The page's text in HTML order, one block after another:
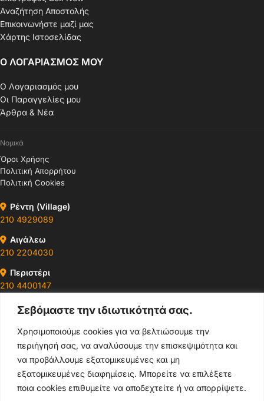
Σεβόμαστε την ιδιωτικότητά σας.
Χρησιμοποιούμε cookies για να βελτιώσουμε την
περιήγησή σας, να αναλύσουμε την επισκεψιμότητα και
να προβάλλουμε εξατομικευμένες και μη
εξατομικευμένες διαφημίσεις. Μπορείτε να επιλέξετε
ποια cookies επιθυμείτε να αποδεχτείτε ή να απορρίψετε.
Αναζήτηση Αποστολής
Επικοινωνήστε μαζί μας
Χάρτης Ιστοσελίδας
Ο ΛΟΓΑΡΙΑΣΜΟΣ ΜΟΥ
Ο Λογαριασμός μου
Οι Παραγγελίες μου
Άρθρα & Νέα
Νομικά
Όροι Χρήσης
Πολιτική Απορρήτου
Πολιτική Cookies
Ρέντη (Village)
210 4929089
Αιγάλεω
210 2204030
Περιστέρι
210 4400147
Ωράρια & Διευθύνσεις →
210 4929089
Κεντρικό τηλέφωνο
info@thikishop.gr